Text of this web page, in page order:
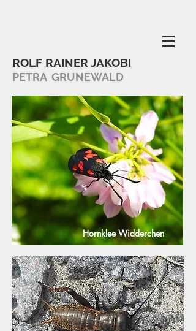
ROLF RAINER JAKOBI
PETRA GRUNEWALD
Hornklee Widderchen